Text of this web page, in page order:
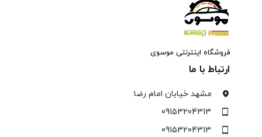
فروشگاه اینترنتی موسوی
ارتباط با ما
مشهد خیابان امام رضا
09153204313
09153204313